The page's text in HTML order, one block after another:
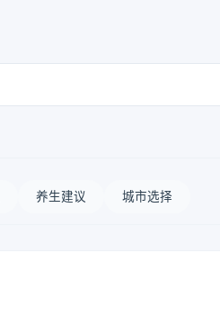
养生建议 城市选择